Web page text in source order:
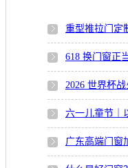
重型推拉门定
618 换门窗正
2026 世界杯
六一儿童节｜
广东高端门窗